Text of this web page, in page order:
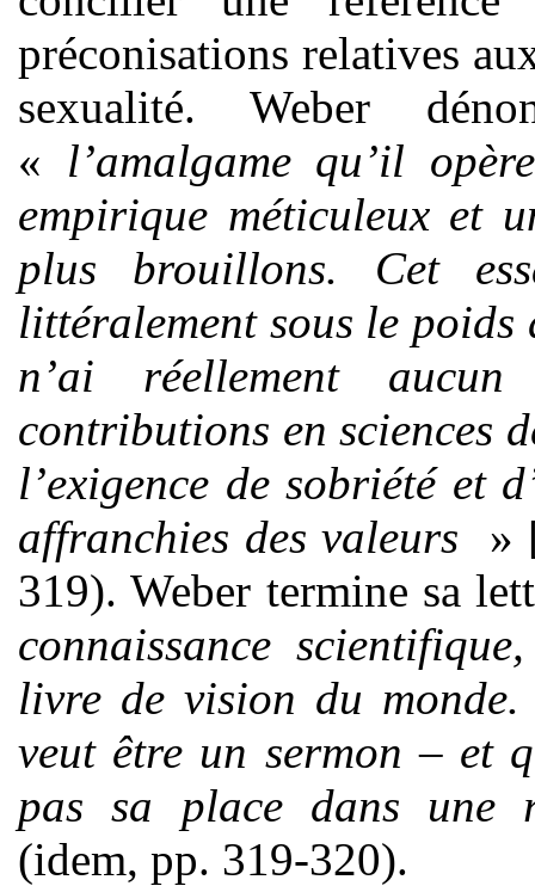
préconisations relatives
sexualité. Weber
« l’amalgame qu’il
empirique méticuleux et
plus brouillons. Cet
littéralement sous le poids
n’ai réellement
contributions en sciences
l’exigence de sobriété et
affranchies des valeurs
»
319). Weber termine sa
connaissance
livre de vision du
veut être un sermon – et
pas sa place dans une
(idem, pp. 319-320).